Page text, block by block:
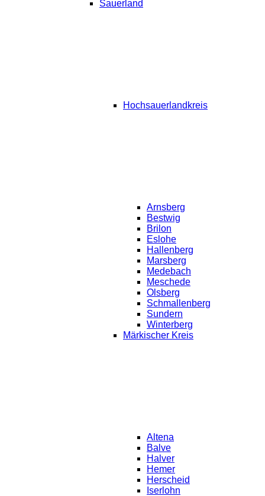
Sauerland
Hochsauerlandkreis
Arnsberg
Bestwig
Brilon
Eslohe
Hallenberg
Marsberg
Medebach
Meschede
Olsberg
Schmallenberg
Sundern
Winterberg
Märkischer Kreis
Altena
Balve
Halver
Hemer
Herscheid
Iserlohn